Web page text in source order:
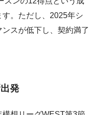
。ただし、2025年シ
スが低下し、契約満了
発